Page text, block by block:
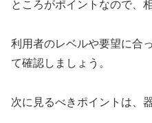
ところがポイントなので、
利用者のレベルや要望に合
て確認しましょう。
次に見るべきポイントは、